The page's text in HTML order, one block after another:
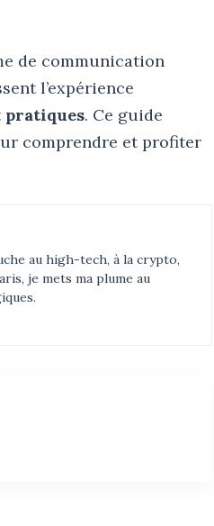
de communication
l’expérience
pratiques. Ce guide
comprendre et profiter
au high-tech, à la crypto,
je mets ma plume au